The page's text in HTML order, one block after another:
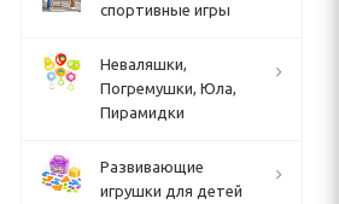
спортивные игры
Неваляшки,
Погремушки, Юла,
Пирамидки
Развивающие
игрушки для детей